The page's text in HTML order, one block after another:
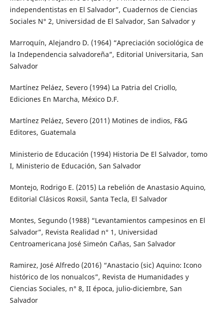
independentistas en El Salvador”, Cuadernos de Ciencias
Sociales N° 2, Universidad de El Salvador, San Salvador y
Marroquín, Alejandro D. (1964) “Apreciación sociológica de
la Independencia salvadoreña”, Editorial Universitaria, San
Salvador
Martínez Peláez, Severo (1994) La Patria del Criollo,
Ediciones En Marcha, México D.F.
Martínez Peláez, Severo (2011) Motines de indios, F&G
Editores, Guatemala
Ministerio de Educación (1994) Historia De El Salvador, tomo
I, Ministerio de Educación, San Salvador
Montejo, Rodrigo E. (2015) La rebelión de Anastasio Aquino,
Editorial Clásicos Roxsil, Santa Tecla, El Salvador
Montes, Segundo (1988) “Levantamientos campesinos en El
Salvador”, Revista Realidad n° 1, Universidad
Centroamericana José Simeón Cañas, San Salvador
Ramirez, José Alfredo (2016) “Anastacio (sic) Aquino: Icono
histórico de los nonualcos”, Revista de Humanidades y
Ciencias Sociales, n° 8, II época, julio-diciembre, San
Salvador